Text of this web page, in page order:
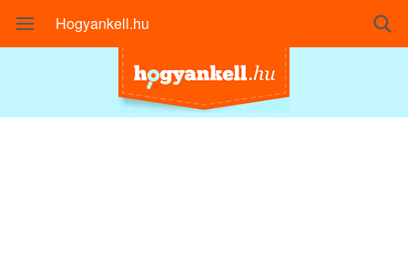
Hogyankell.hu